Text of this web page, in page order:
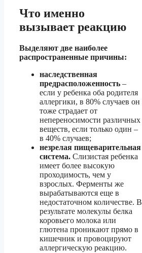
Что именно
вызывает реакцию
Выделяют две наиболее
распространенные причины:
наследственная
предрасположенность –
если у ребенка оба родителя
аллергики, в 80% случаев он
тоже страдает от
непереносимости различных
веществ, если только один –
в 40% случаев;
незрелая пищеварительная
система. Слизистая ребенка
имеет более высокую
проходимость, чем у
взрослых. Ферменты же
вырабатываются еще в
недостаточном количестве. В
результате молекулы белка
коровьего молока или
глютена проникают прямо в
кишечник и провоцируют
аллергическую реакцию.